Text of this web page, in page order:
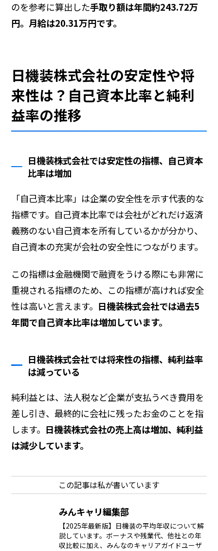
のを参考に算出した手取り額は年間約243.72万
円。月給は20.31万円です。
日機装株式会社の安定性や将
来性は？自己資本比率と純利
益率の推移
日機装株式会社では安定性の指標、自己資本
比率は増加
「自己資本比率」は企業の安全性を示す代表的な
指標です。自己資本比率では会社がどれだけ返済
義務のない自己資本を所有しているかが分かり、
自己資本の充実が会社の安全性につながります。
この指標は金融機関で融資をうける際にも非常に
重視される指標のため、この指標が高ければ安全
性は高いと言えます。 日機装株式会社では過去5
年間で自己資本比率は増加しています。
日機装株式会社では将来性の指標、純利益率
は減っている
純利益とは、法人税など企業が支払うべき費用を
差し引き、最終的に会社に残ったお金のことを指
します。 日機装株式会社の売上高は増加、純利益
は減少しています。
この記事は私が書いています
みんキャリ編集部
【2025年最新版】日機装の平均年収について解
説しています。ボーナスや残業代、他社との年
収比較に加え、みんなのキャリアガイドユーザ